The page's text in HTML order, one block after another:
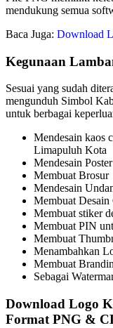
mendukung semua
Baca Juga: Download
Kegunaan
Sesuai yang sudah
mengunduh Simbol
untuk berbagai
Mendesain kaos
Limapuluh Kota
Mendesain Poster
Membuat Brosur
Mendesain
Membuat Desain
Membuat stiker
Membuat PIN
Membuat
Menambahkan
Membuat
Sebagai
Download Logo
Format PNG &